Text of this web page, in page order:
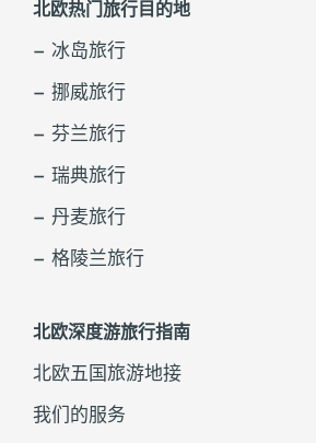
北欧热门旅行目的地
– 冰岛旅行
– 挪威旅行
– 芬兰旅行
– 瑞典旅行
– 丹麦旅行
– 格陵兰旅行
北欧深度游旅行指南
北欧五国旅游地接
我们的服务